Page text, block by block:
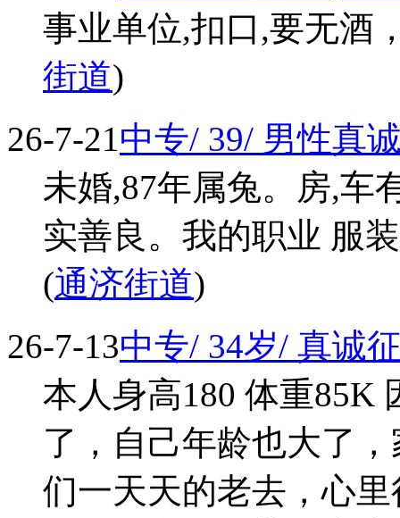
事业单位,扣口,要无酒
街道)
26-7-21中专/ 39/ 男性真
未婚,87年属兔。房,车
实善良。我的职业 服
(通济街道)
26-7-13中专/ 34岁/ 真诚
本人身高180 体重85K
了，自己年龄也大了
们一天天的老去，心